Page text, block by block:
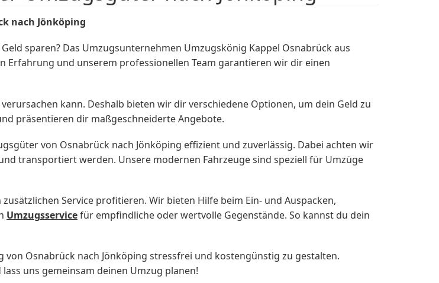
nach Jönköping
sparen? Das Umzugsunternehmen Umzugskönig Kappel Osnabrück aus
und unserem professionellen Team garantieren wir dir einen
kann. Deshalb bieten wir dir verschiedene Optionen, um dein Geld zu
präsentieren dir maßgeschneiderte Angebote.
von Osnabrück nach Jönköping effizient und zuverlässig. Dabei achten wir
transportiert werden. Unsere modernen Fahrzeuge sind speziell für Umzüge
Service profitieren. Wir bieten Hilfe beim Ein- und Auspacken,
Umzugsservicefür empfindliche oder wertvolle Gegenstände. So kannst du dein
Osnabrück nach Jönköping stressfrei und kostengünstig zu gestalten.
uns gemeinsam deinen Umzug planen!